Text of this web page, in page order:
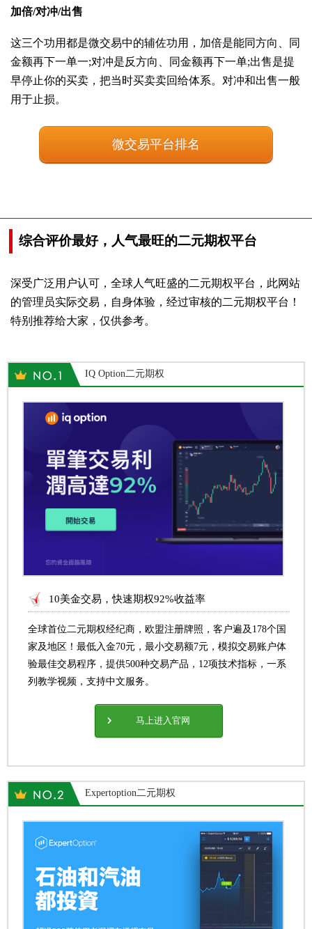
加倍/对冲/出售
这三个功用都是微交易中的辅佐功用，加倍是能同方向、同
金额再下一单一;对冲是反方向、同金额再下一单;出售是提
早停止你的买卖，把当时买卖卖回给体系。对冲和出售一般
用于止损。
微交易平台排名
综合评价最好，人气最旺的二元期权平台
深受广泛用户认可，全球人气旺盛的二元期权平台，此网站
的管理员实际交易，自身体验，经过审核的二元期权平台！
特别推荐给大家，仅供参考。
IQ Option二元期权
10美金交易，快速期权92%收益率
全球首位二元期权经纪商，欧盟注册牌照，客户遍及178个国
家及地区！最低入金70元，最小交易额7元，模拟交易账户体
验最佳交易程序，提供500种交易产品，12项技术指标，一系
列教学视频，支持中文服务。
马上进入官网
Expertoption二元期权